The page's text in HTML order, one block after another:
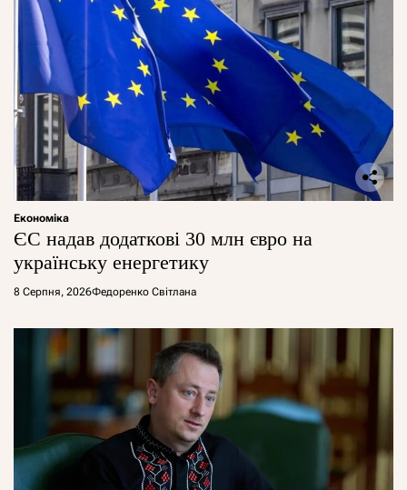
Економіка
ЄС надав додаткові 30 млн євро на
українську енергетику
8 Серпня, 2026Федоренко Світлана